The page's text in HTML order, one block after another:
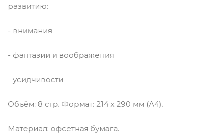
развитию:
- внимания
- фантазии и воображения
- усидчивости
Объём: 8 стр. Формат: 214 x 290 мм (А4).
Материал: офсетная бумага.